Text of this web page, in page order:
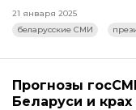
21 января 2025
беларусские СМИ
Прогнозы
Беларуси и